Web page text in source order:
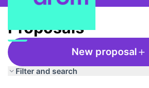
Proposals
New proposal
Filter and search